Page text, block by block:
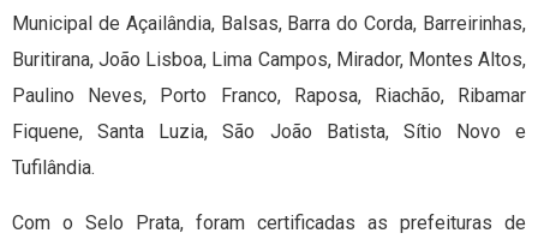
Municipal de Açailândia, Balsas, Barra do Corda, Barreirinhas,
Buritirana, João Lisboa, Lima Campos, Mirador, Montes Altos,
Paulino Neves, Porto Franco, Raposa, Riachão, Ribamar
Fiquene, Santa Luzia, São João Batista, Sítio Novo e
Tufilândia.
Com o Selo Prata, foram certificadas as prefeituras de